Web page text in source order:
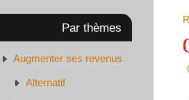
Par thèmes
Augmenter ses revenus
Alternatif